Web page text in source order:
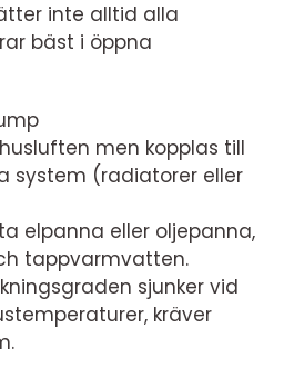
inte alltid alla
bäst i öppna
men kopplas till
system (radiatorer eller
elpanna eller oljepanna,
tappvarmvatten.
sjunker vid
kräver